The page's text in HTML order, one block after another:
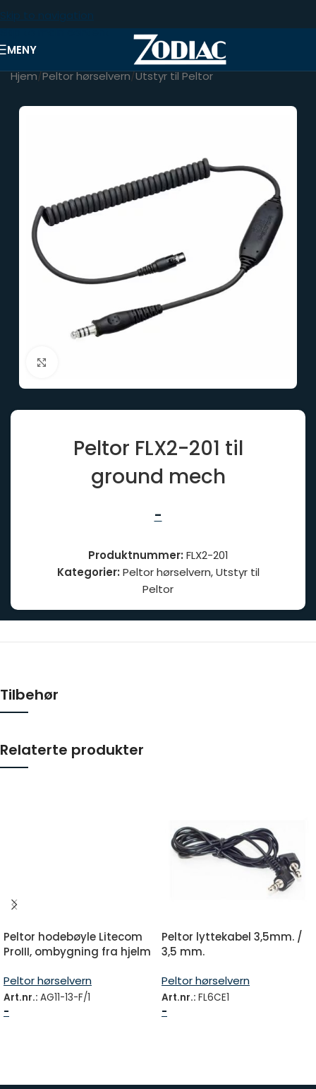
Skip to navigation
Skip to main content
MENY
Hjem/Peltor hørselvern/Utstyr til Peltor
Peltor FLX2-201 til
ground mech
-
Produktnummer: FLX2-201
Kategorier: Peltor hørselvern, Utstyr til
Peltor
Tilbehør
Relaterte produkter
Peltor hodebøyle Litecom
ProIII, ombygning fra hjelm
Peltor hørselvern
Art.nr.: AG11-13-F/1
-
Peltor lyttekabel 3,5mm. /
3,5 mm.
Peltor hørselvern
Art.nr.: FL6CE1
-